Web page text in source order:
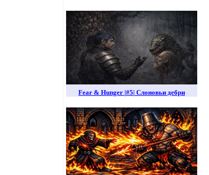
Fear & Hunger |#5| Слоновьи дебри